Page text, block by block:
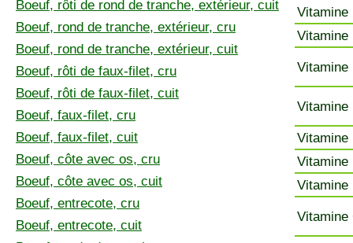
Boeuf, rôti de rond de tranche, extérieur, cuit
Boeuf, rond de tranche, extérieur, cru
Boeuf, rond de tranche, extérieur, cuit
Boeuf, rôti de faux-filet, cru
Boeuf, rôti de faux-filet, cuit
Boeuf, faux-filet, cru
Boeuf, faux-filet, cuit
Boeuf, côte avec os, cru
Boeuf, côte avec os, cuit
Boeuf, entrecote, cru
Boeuf, entrecote, cuit
Vitamine
Vitamine
Vitamine
Vitamine
Vitamine
Vitamine
Vitamine
Vitamine